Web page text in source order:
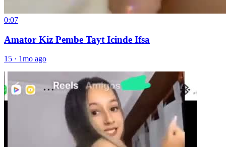
0:07
Amator Kiz Pembe Tayt Icinde Ifsa
15 · 1mo ago